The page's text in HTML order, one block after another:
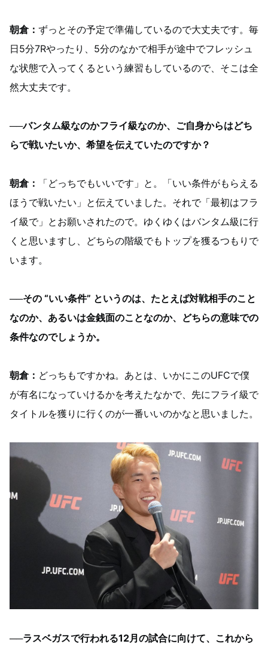
朝倉： ずっとその予定で準備しているので大丈夫です。毎
日5分7Rやったり、5分のなかで相手が途中でフレッシュ
な状態で入ってくるという練習もしているので、そこは全
然大丈夫です。
──バンタム級なのかフライ級なのか、ご自身からはどち
らで戦いたいか、希望を伝えていたのですか？
朝倉：
「どっちでもいいです」と。「いい条件がもらえる
ほうで戦いたい」と伝えていました。それで「最初はフラ
イ級で」とお願いされたので。ゆくゆくはバンタム級に行
くと思いますし、どちらの階級でもトップを獲るつもりで
います。
──その “いい条件” というのは、たとえば対戦相手のこと
なのか、あるいは金銭面のことなのか、どちらの意味での
条件なのでしょうか。
朝倉： どっちもですかね。あとは、いかにこのUFCで僕
が有名になっていけるかを考えたなかで、先にフライ級で
タイトルを獲りに行くのが一番いいのかなと思いました。
──ラスベガスで行われる12月の試合に向けて、これから